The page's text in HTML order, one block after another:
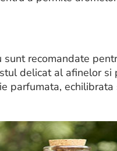
recomandate
delicat al afinelor si
parfumata,